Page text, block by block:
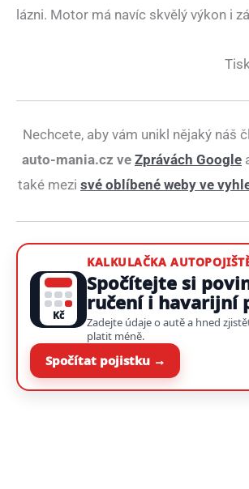
lázni. Motor má navíc skvělý výkon i
Nechcete, aby vám unikl nějaký náš
auto-mania.cz ve Zprávách Google
také mezi své oblíbené weby ve
Kč
KALKULAČKA
Spočítejte si
ručení i havarijní
Zadejte údaje o autě a hned
platit méně.
Spočítat pojistku →